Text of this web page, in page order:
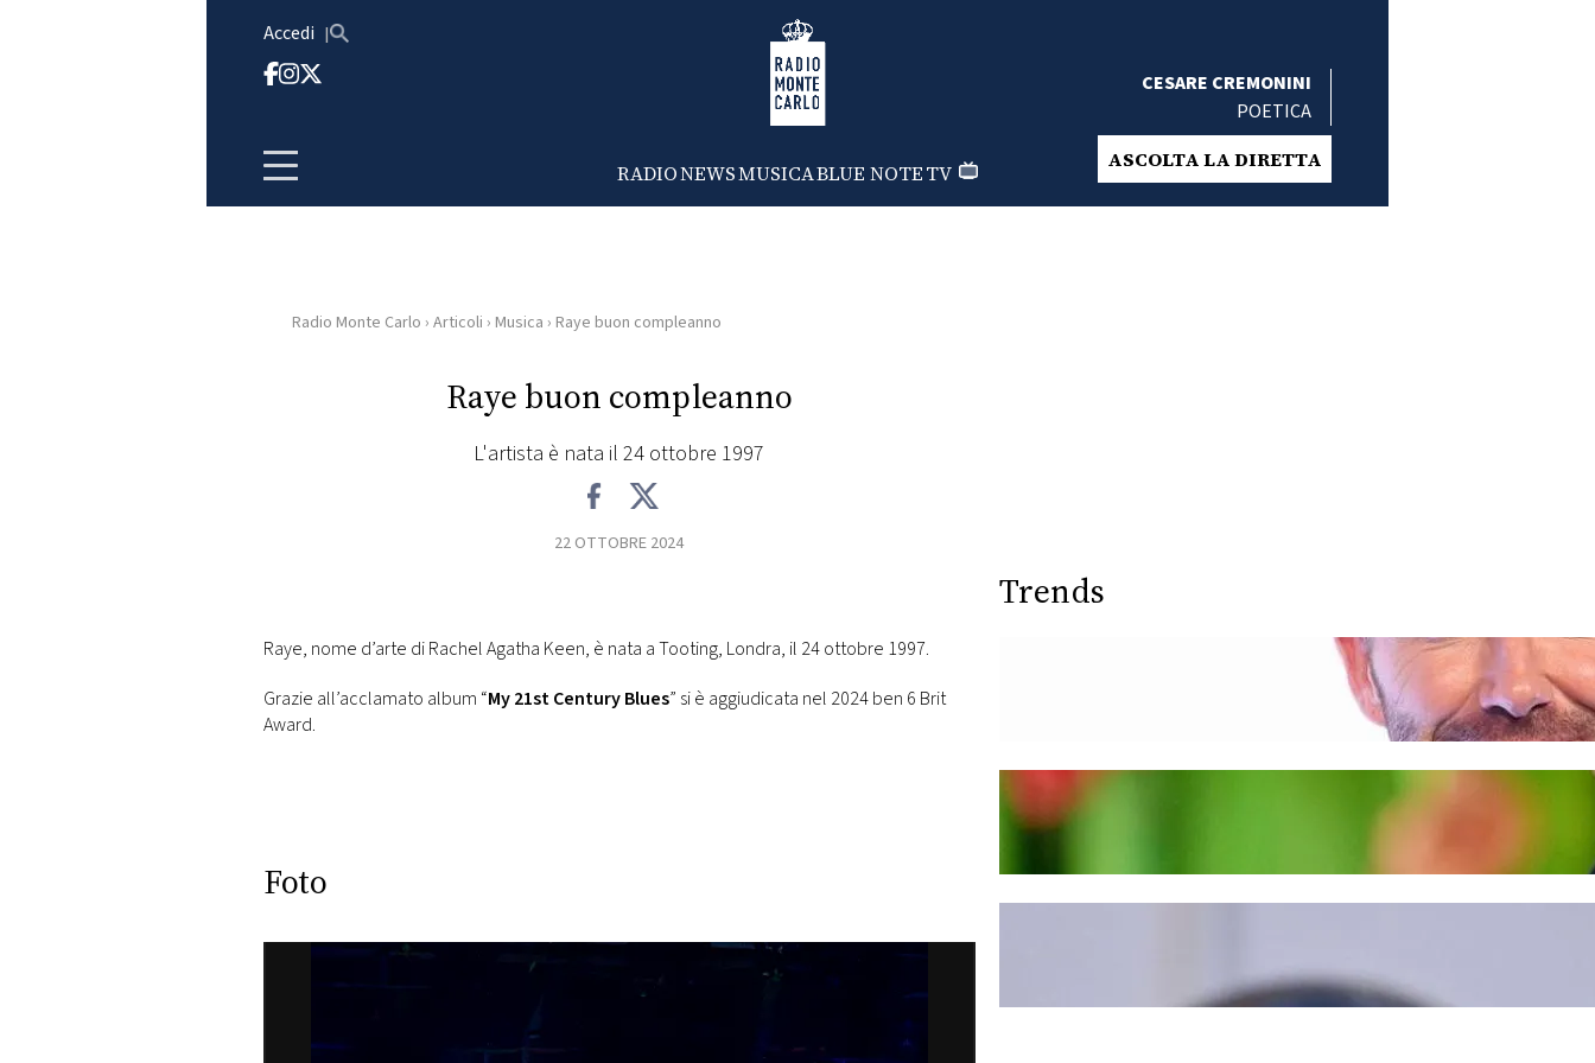
Accedi Radio Monte Carlo
RADIONEWSMUSICABLUE NOTETV
CESARE CREMONINI
POETICA
ASCOLTA LA DIRETTA
HOME
NEWS
FOTO
PRINCIPATO
Radio Monte Carlo › Articoli › Musica › Raye buon compleanno
Raye buon compleanno
L'artista è nata il 24 ottobre 1997
22 OTTOBRE 2024
Raye, nome d’arte di Rachel Agatha Keen, è nata a Tooting, Londra, il 24 ottobre 1997.
Grazie all’acclamato album “My 21st Century Blues” si è aggiudicata nel 2024 ben 6 Brit
Award.
Foto
prima edizione
We Want Miles a Lucca
Summer Festival: le foto
Trends